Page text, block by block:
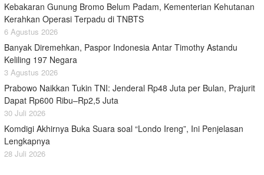
Kebakaran Gunung Bromo Belum Padam, Kementerian Kehutanan
Kerahkan Operasi Terpadu di TNBTS
6 Agustus 2026
Banyak Diremehkan, Paspor Indonesia Antar Timothy Astandu
Keliling 197 Negara
3 Agustus 2026
Prabowo Naikkan Tukin TNI: Jenderal Rp48 Juta per Bulan, Prajurit
Dapat Rp600 Ribu–Rp2,5 Juta
30 Juli 2026
Komdigi Akhirnya Buka Suara soal “Londo Ireng”, Ini Penjelasan
Lengkapnya
28 Juli 2026